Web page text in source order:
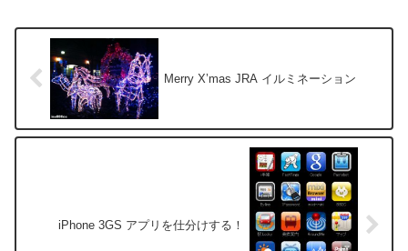
Merry X’mas JRA イルミネーション
iPhone 3GS アプリを仕分けする！